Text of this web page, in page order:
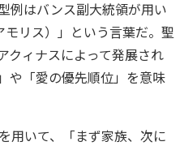
例はバンス副大統領が用い
リス）」という言葉だ。聖
クィナスによって発展され
や「愛の優先順位」を意味
用いて、「まず家族、次に